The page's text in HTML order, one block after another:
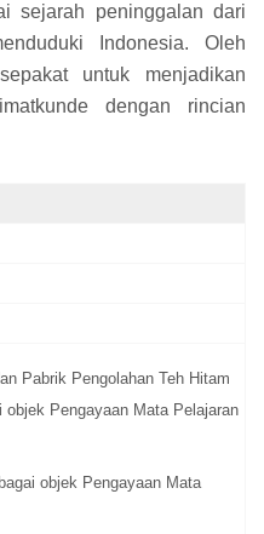
sejarah peninggalan dari
Indonesia. Oleh
untuk menjadikan
dengan rincian
Pabrik Pengolahan Teh Hitam
objek Pengayaan Mata Pelajaran
objek Pengayaan Mata